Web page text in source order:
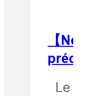
【
précis
Le